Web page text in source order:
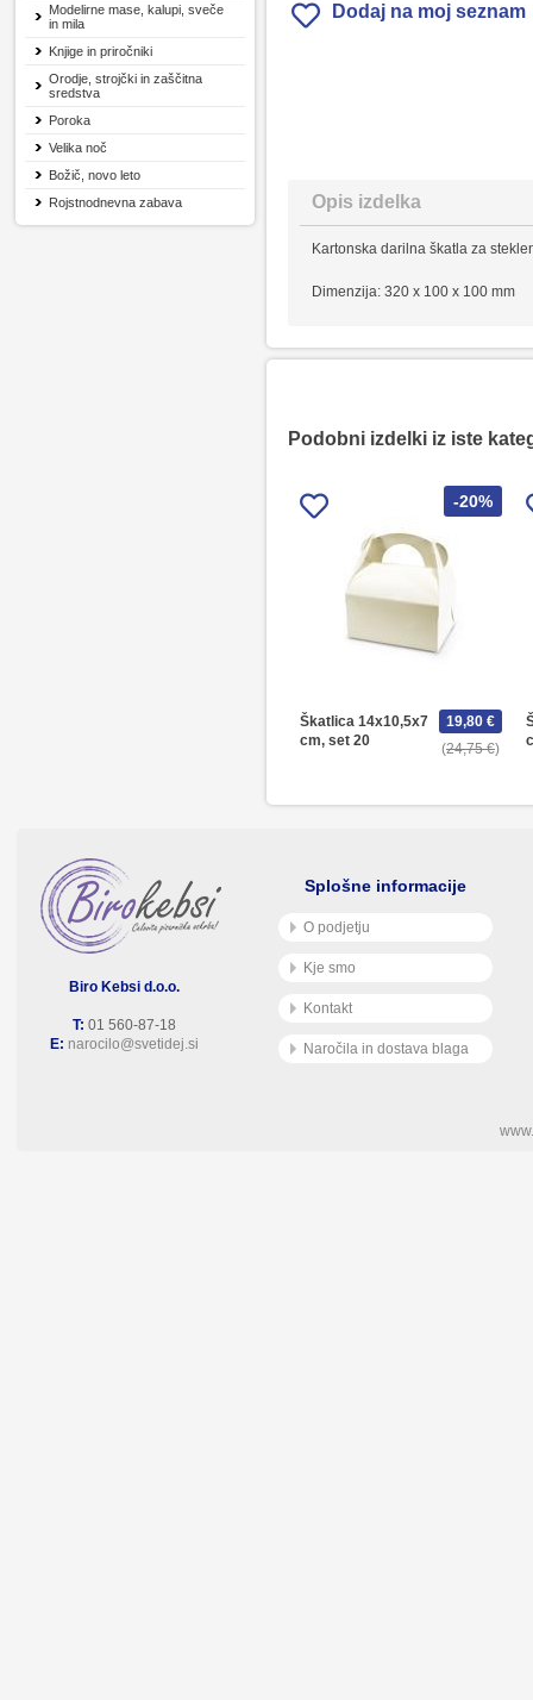
Modelirne mase, kalupi, sveče
in mila
Knjige in priročniki
Orodje, strojčki in zaščitna
sredstva
Poroka
Velika noč
Božič, novo leto
Rojstnodnevna zabava
Dodaj na moj seznam
Opis izdelka
Kartonska darilna škatla za
Dimenzija: 320 x 100 x 100 mm
Podobni izdelki iz iste
-20%
Škatlica 14x10,5x7
cm, set 20
24,75 €
19,80 €
Biro Kebsi d.o.o.
T: 01 560-87-18
E: narocilo@svetidej.si
Splošne informacije
O podjetju
Kje smo
Kontakt
Naročila in dostava blaga